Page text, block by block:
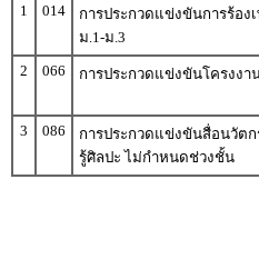
1
014
การประกวดแข่งขันการร้อ
ม.1-ม.3
2
066 การประกวดแข่งขันโครงงา
3 086
การประกวดแข่งขันสื่อนวัตก
รู้ศิลปะ ไม่กำหนดช่วงชั้น